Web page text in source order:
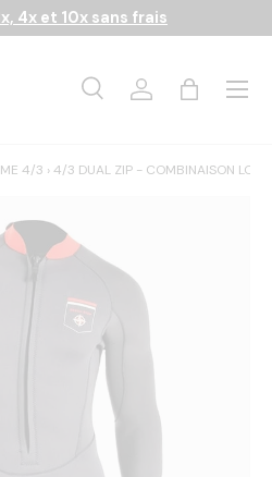
4x et 10x sans frais
RechercheSe connecter
Panier
Menu
4/3 ›4/3 DUAL ZIP - COMBINAISON